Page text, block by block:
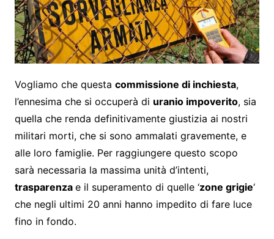
Vogliamo che questa commissione di inchiesta,
l’ennesima che si occuperà di uranio impoverito, sia
quella che renda definitivamente giustizia ai nostri
militari morti, che si sono ammalati gravemente, e
alle loro famiglie. Per raggiungere questo scopo
sarà necessaria la massima unità d’intenti,
trasparenza e il superamento di quelle ‘zone grigie‘
che negli ultimi 20 anni hanno impedito di fare luce
fino in fondo.